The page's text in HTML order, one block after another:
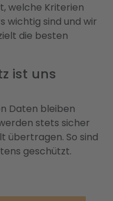
welche Kriterien
wichtig sind und wir
die besten
ist uns
Daten bleiben
stets sicher
übertragen. So sind
geschützt.